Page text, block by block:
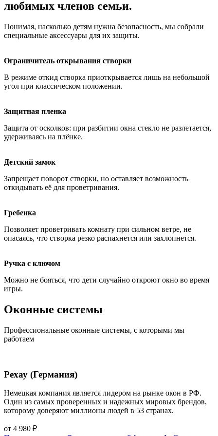
любимых членов семьи.
Понимая, насколько детям нужна безопасность, мы собрали
специальные аксессуары для их защиты.
Ограничитель открывания створки
В режиме откид створка приоткрывается лишь на небольшой
угол при классическом положении.
Защитная пленка
Защита от осколков: при разбитии окна стекло не разлетается,
удерживаясь на плёнке.
Детский замок
Запрещает поворот створки, но оставляет возможность
откидывать её для проветривания.
Гребенка
Позволяет проветривать комнату при сильном ветре, не
опасаясь, что створка резко распахнется или захлопнется.
Ручка с ключом
Можно не бояться, что дети случайно откроют окно во время
игры.
Оконные системы
Профессиональные оконные системы, с которыми мы
работаем
Рехау (Германия)
Немецкая компания является лидером на рынке окон в РФ.
Один из самых проверенных и надежных мировых брендов,
которому доверяют миллионы людей в 53 странах.
от 4 980 ₽